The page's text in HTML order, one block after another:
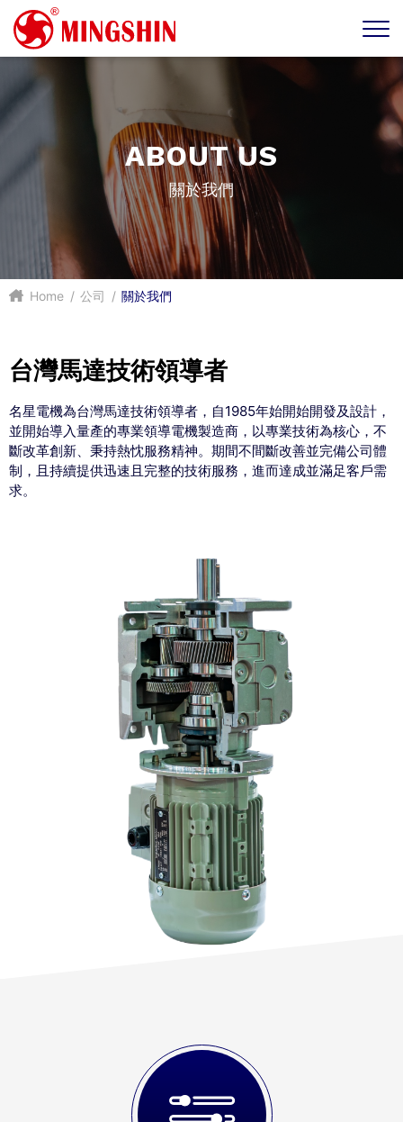
ABOUT US
關於我們
Home 公司 關於我們
台灣馬達技術領導者
名星電機為台灣馬達技術領導者，自1985年始開始開發及設計，
並開始導入量產的專業領導電機製造商，以專業技術為核心，不
斷改革創新、秉持熱忱服務精神。期間不間斷改善並完備公司體
制，且持續提供迅速且完整的技術服務，進而達成並滿足客戶需
求。